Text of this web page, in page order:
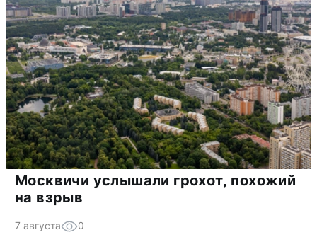
Москвичи услышали грохот, похожий
на взрыв
7 августа 0